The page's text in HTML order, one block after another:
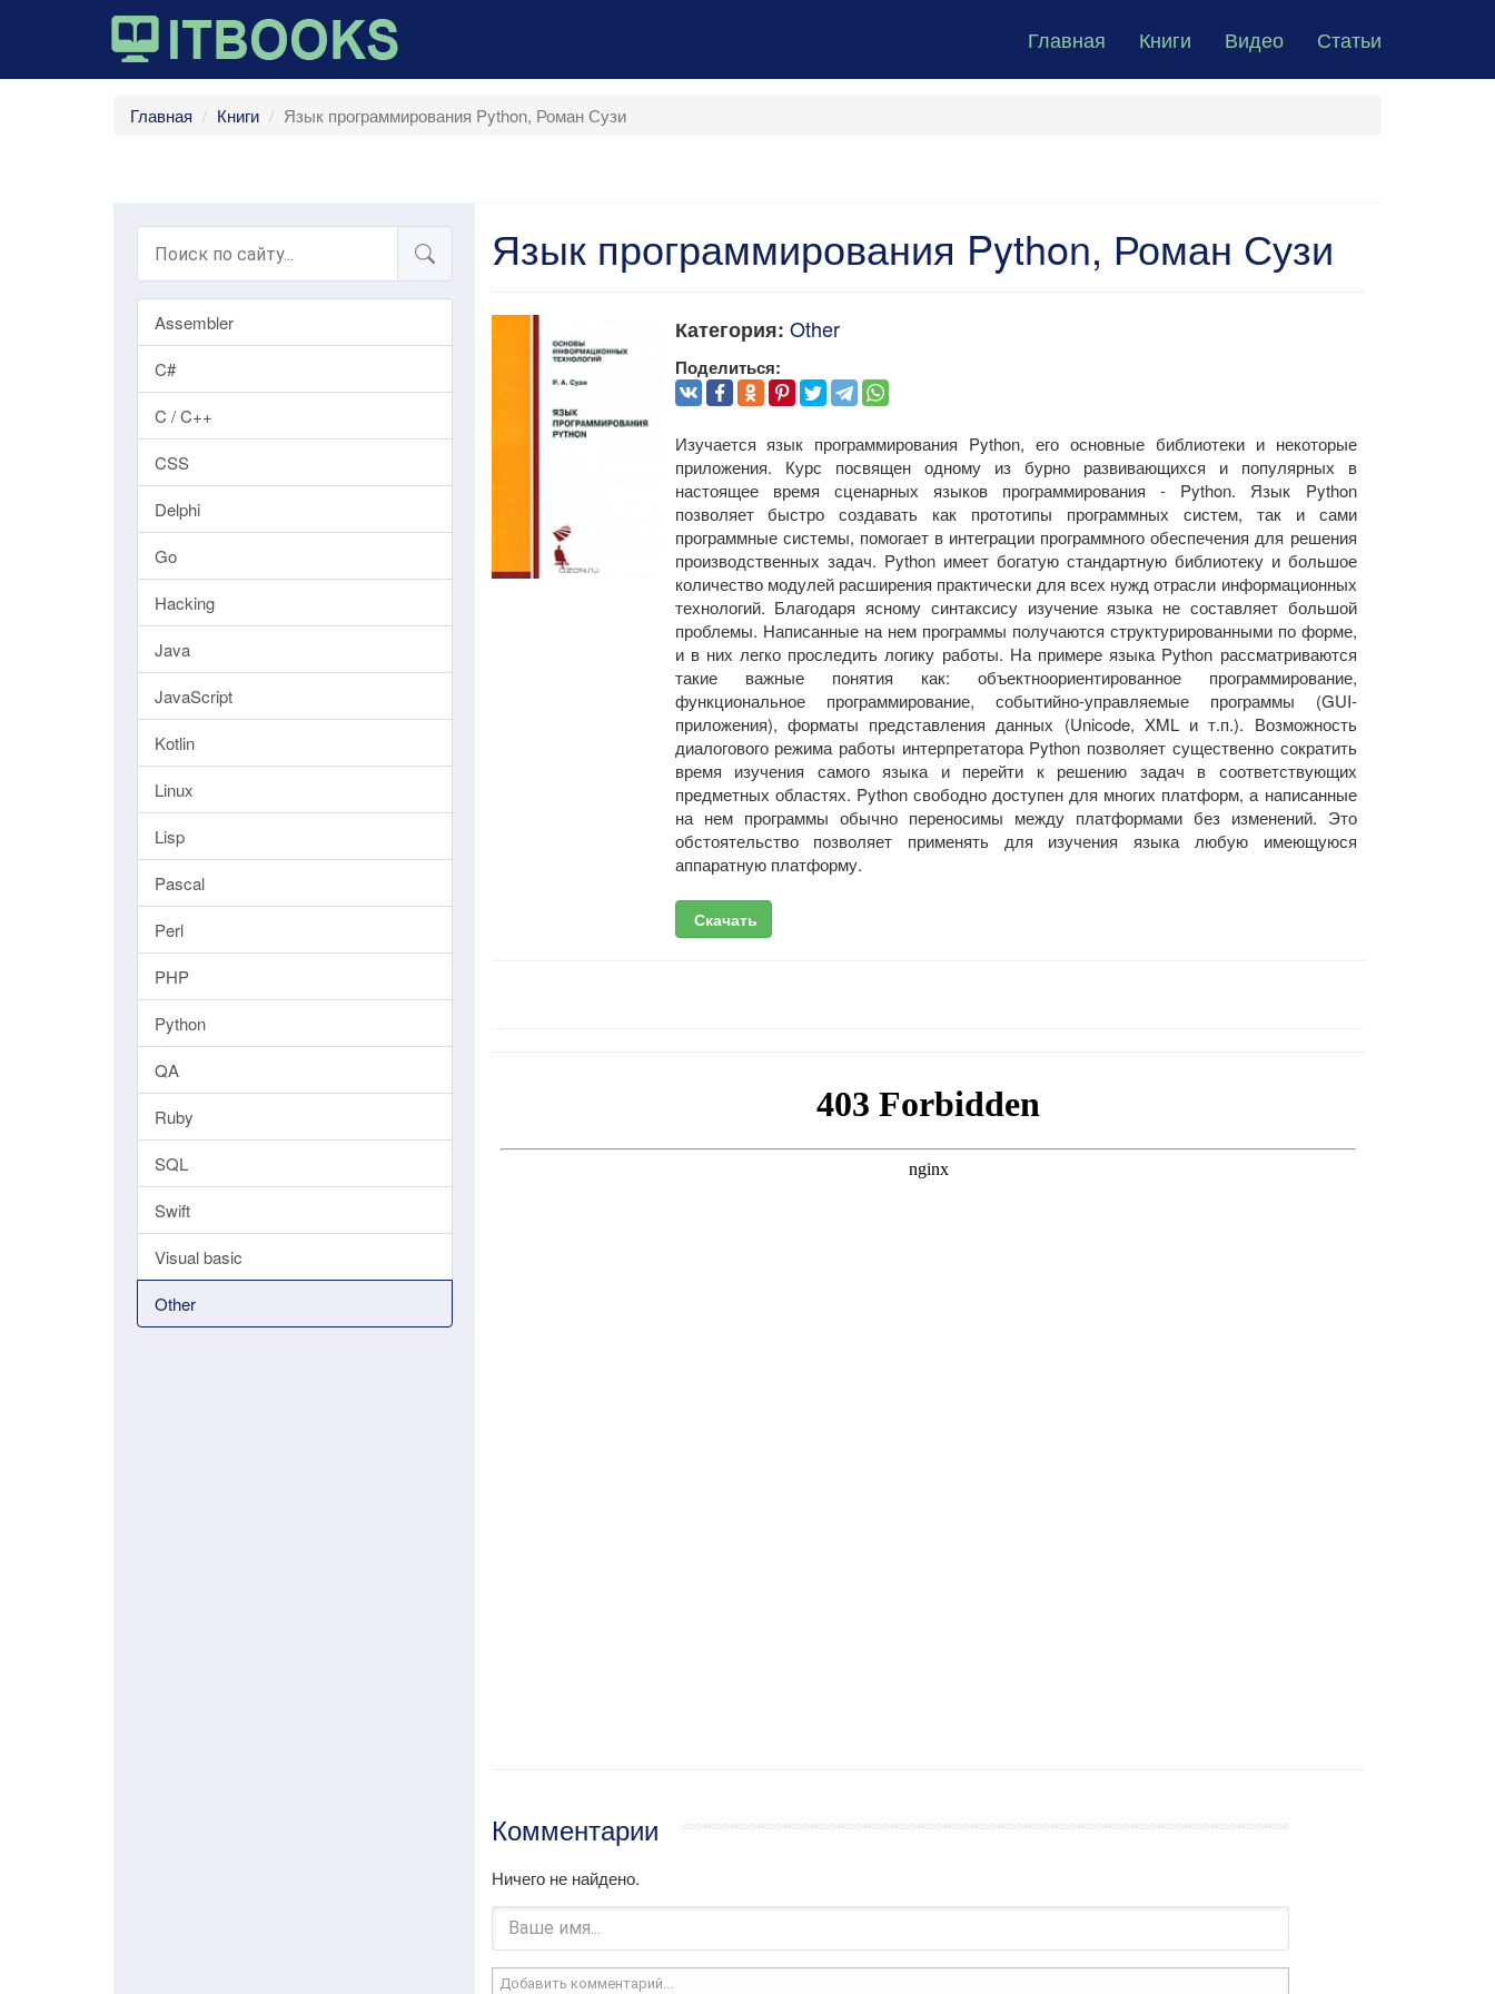
Главная Книги Видео Статьи
Главная Книги Язык программирования Python, Роман Сузи
Assembler
C#
C / C++
CSS
Delphi
Go
Hacking
Java
JavaScript
Kotlin
Linux
Lisp
Pascal
Perl
PHP
Python
QA
Ruby
SQL
Swift
Visual basic
Other
Язык программирования Python, Роман Сузи
Категория: Other
Поделиться:
Изучается язык программирования Python, его основные библиотеки и некоторые
приложения. Курс посвящен одному из бурно развивающихся и популярных в
настоящее время сценарных языков программирования - Python. Язык Python
позволяет быстро создавать как прототипы программных систем, так и сами
программные системы, помогает в интеграции программного обеспечения для решения
производственных задач. Python имеет богатую стандартную библиотеку и большое
количество модулей расширения практически для всех нужд отрасли информационных
технологий. Благодаря ясному синтаксису изучение языка не составляет большой
проблемы. Написанные на нем программы получаются структурированными по форме,
и в них легко проследить логику работы. На примере языка Python рассматриваются
такие важные понятия как: объектноориентированное программирование,
функциональное программирование, событийно-управляемые программы (GUI-
приложения), форматы представления данных (Unicode, XML и т.п.). Возможность
диалогового режима работы интерпретатора Python позволяет существенно сократить
время изучения самого языка и перейти к решению задач в соответствующих
предметных областях. Python свободно доступен для многих платформ, а написанные
на нем программы обычно переносимы между платформами без изменений. Это
обстоятельство позволяет применять для изучения языка любую имеющуюся
аппаратную платформу.
Скачать
Комментарии
Ничего не найдено.